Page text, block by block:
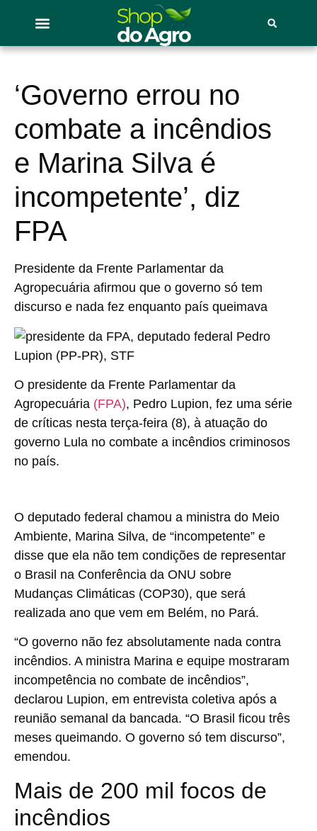
‘Governo errou no
combate a incêndios
e Marina Silva é
incompetente’, diz
FPA
Presidente da Frente Parlamentar da
Agropecuária afirmou que o governo só tem
discurso e nada fez enquanto país queimava
O presidente da Frente Parlamentar da
Agropecuária (FPA), Pedro Lupion, fez uma série
de críticas nesta terça-feira (8), à atuação do
governo Lula no combate a incêndios criminosos
no país.
O deputado federal chamou a ministra do Meio
Ambiente, Marina Silva, de “incompetente” e
disse que ela não tem condições de representar
o Brasil na Conferência da ONU sobre
Mudanças Climáticas (COP30), que será
realizada ano que vem em Belém, no Pará.
“O governo não fez absolutamente nada contra
incêndios. A ministra Marina e equipe mostraram
incompetência no combate de incêndios”,
declarou Lupion, em entrevista coletiva após a
reunião semanal da bancada. “O Brasil ficou três
meses queimando. O governo só tem discurso”,
emendou.
Mais de 200 mil focos de
incêndios